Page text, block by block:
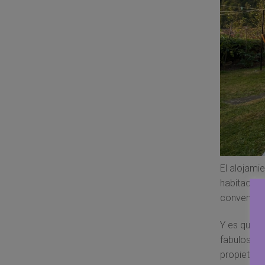
El
Y es que,
fabuloso